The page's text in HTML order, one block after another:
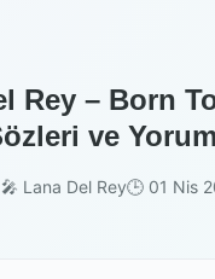
Rey – Born
ve
🎤 Lana Del Rey🕒 01 Nis